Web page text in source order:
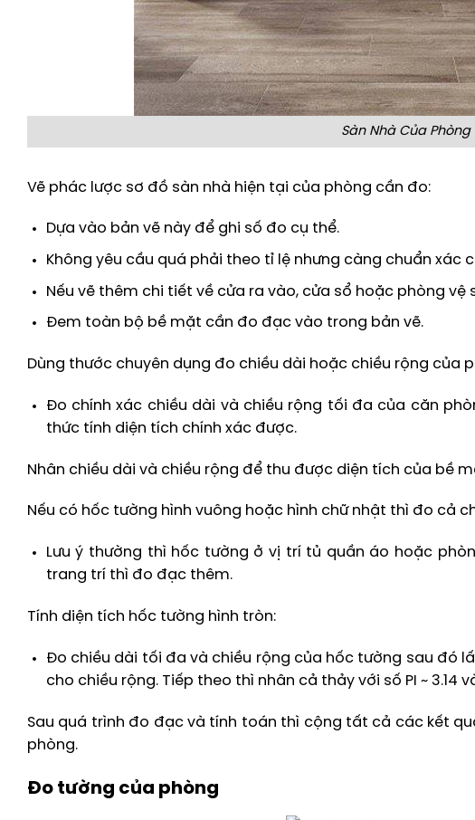
Sàn Nhà Của Phòng
Vẽ phác lược sơ đồ sàn nhà hiện tại của phòng cần đo:
Dựa vào bản vẽ này để ghi số đo cụ thể.
Không yêu cầu quá phải theo tỉ lệ nhưng càng chuẩn xác
Nếu vẽ thêm chi tiết về cửa ra vào, cửa sổ hoặc phòng vệ
Đem toàn bộ bề mặt cần đo đạc vào trong bản vẽ.
Dùng thước chuyên dụng đo chiều dài hoặc chiều rộng của
Đo chính xác chiều dài và chiều rộng tối đa của căn
thức tính diện tích chính xác được.
Nhân chiều dài và chiều rộng để thu được diện tích của bề
Nếu có hốc tường hình vuông hoặc hình chữ nhật thì đo cả
Lưu ý thường thì hốc tường ở vị trí tủ quần áo hoặc
trang trí thì đo đạc thêm.
Tính diện tích hốc tường hình tròn:
Đo chiều dài tối đa và chiều rộng của hốc tường sau đó
cho chiều rộng. Tiếp theo thì nhân cả thảy với số PI ~ 3.14
Sau quá trình đo đạc và tính toán thì cộng tất cả các kết
phòng.
Đo tường của phòng